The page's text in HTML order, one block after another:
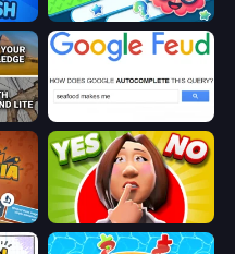
Quizmania: Trivia Game
Yes or No Challenge